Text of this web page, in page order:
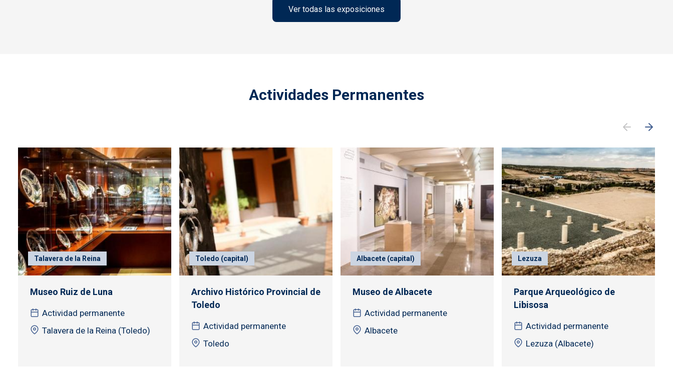
Ver todas las exposiciones
Actividades Permanentes
Talavera de la Reina
Museo Ruiz de Luna
Actividad permanente
Talavera de la Reina (Toledo)
Toledo (capital)
Archivo Histórico Provincial de
Toledo
Actividad permanente
Toledo
Albacete (capital)
Museo de Albacete
Actividad permanente
Albacete
Lezuza
Parque Arqueológico de
Libisosa
Actividad permanente
Lezuza (Albacete)